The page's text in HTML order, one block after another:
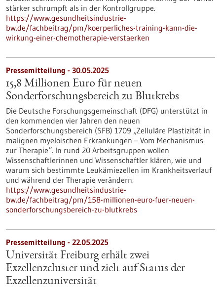
stärker schrumpft als in der Kontrollgruppe.
https://www.gesundheitsindustrie-
bw.de/fachbeitrag/pm/koerperliches-training-kann-die-
wirkung-einer-chemotherapie-verstaerken
Pressemitteilung - 30.05.2025
15,8 Millionen Euro für neuen
Sonderforschungsbereich zu Blutkrebs
Die Deutsche Forschungsgemeinschaft (DFG) unterstützt in
den kommenden vier Jahren den neuen
Sonderforschungsbereich (SFB) 1709 „Zelluläre Plastizität in
malignen myeloischen Erkrankungen – Vom Mechanismus
zur Therapie“. In rund 20 Arbeitsgruppen wollen
Wissenschaftlerinnen und Wissenschaftler klären, wie und
warum sich bestimmte Leukämiezellen im Krankheitsverlauf
und während der Therapie verändern.
https://www.gesundheitsindustrie-
bw.de/fachbeitrag/pm/158-millionen-euro-fuer-neuen-
sonderforschungsbereich-zu-blutkrebs
Pressemitteilung - 22.05.2025
Universität Freiburg erhält zwei
Exzellenzcluster und zielt auf Status der
Exzellenzuniversität